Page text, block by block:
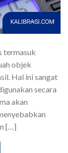
termasuk
objek
Hal ini sangat
secara
akan
[…]